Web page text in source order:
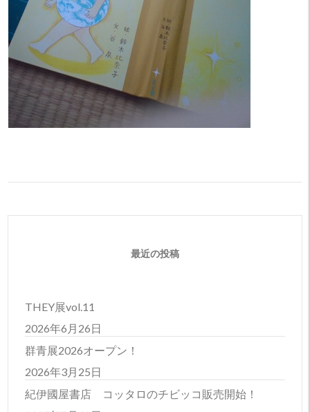
最近の投稿
THEY展vol.11
2026年6月26日
群青展2026オープン！
2026年3月25日
紀伊國屋書店 コッタロのチビッコ販売開始！